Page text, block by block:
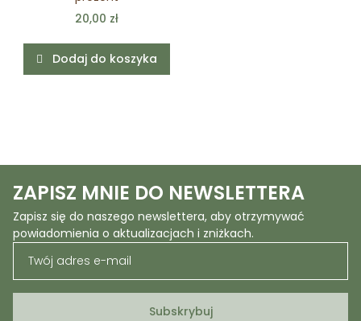
20,00 zł
Dodaj do koszyka
ZAPISZ MNIE DO NEWSLETTERA
Zapisz się do naszego newslettera, aby otrzymywać
powiadomienia o aktualizacjach i zniżkach.